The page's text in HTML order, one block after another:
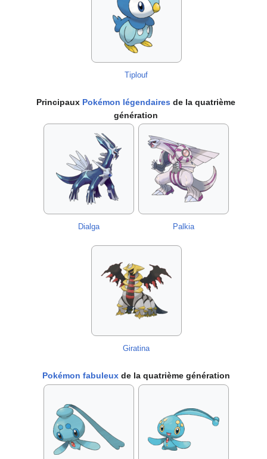
Tiplouf
Principaux Pokémon légendaires de la quatrième
génération
Dialga Palkia
Giratina
Pokémon fabuleuxde la quatrième génération